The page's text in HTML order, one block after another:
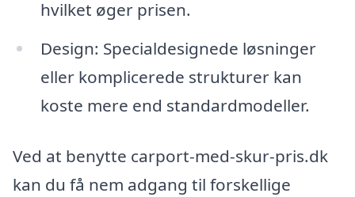
hvilket øger prisen.
Design: Specialdesignede løsninger
eller komplicerede strukturer kan
koste mere end standardmodeller.
Ved at benytte carport-med-skur-pris.dk
kan du få nem adgang til forskellige